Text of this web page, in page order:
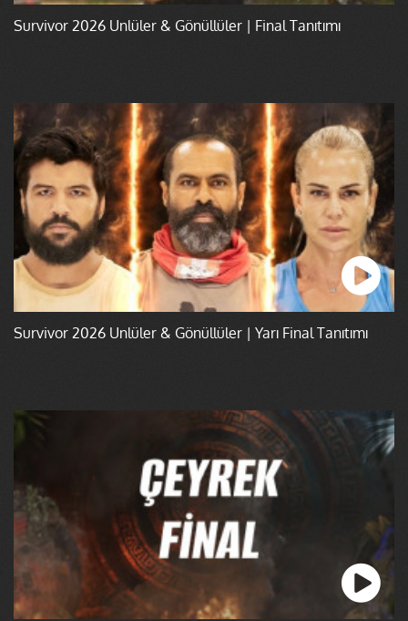
Survivor 2026 Ünlüler & Gönüllüler | Final Tanıtımı
Survivor 2026 Ünlüler & Gönüllüler | Yarı Final Tanıtımı